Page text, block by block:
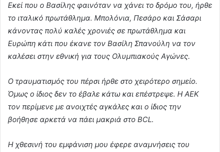
Εκεί που ο Βασίλης φαινόταν να χάνει το δρόμο του, ήρθε
το ιταλικό πρωτάθλημα. Μπολόνια, Πεσάρο και Σάσαρι
κάνοντας πολύ καλές χρονιές σε πρωτάθλημα και
Ευρώπη κάτι που έκανε τον Βασίλη Σπανούλη να τον
καλέσει στην εθνική για τους Ολυμπιακούς Αγώνες.
Ο τραυματισμός του πέρσι ήρθε στο χειρότερο σημείο.
Όμως ο ίδιος δεν το έβαλε κάτω και επέστρεψε. Η ΑΕΚ
τον περίμενε με ανοιχτές αγκάλες και ο ίδιος την
βοήθησε αρκετά να πάει μακριά στο BCL.
Η χθεσινή του εμφάνιση μου έφερε αναμνήσεις του